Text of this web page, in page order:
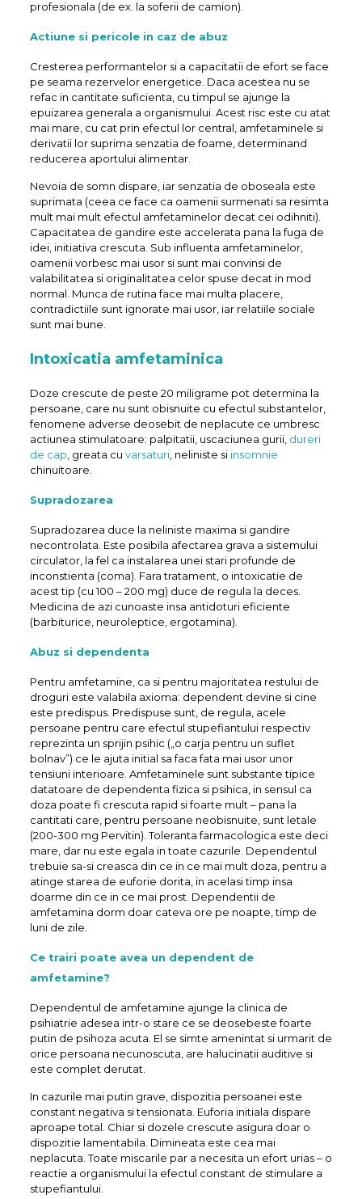
profesionala (de ex. la soferii de camion).
Actiune si pericole in caz de abuz
Cresterea performantelor si a capacitatii de efort se face
pe seama rezervelor energetice. Daca acestea nu se
refac in cantitate suficienta, cu timpul se ajunge la
epuizarea generala a organismului. Acest risc este cu atat
mai mare, cu cat prin efectul lor central, amfetaminele si
derivatii lor suprima senzatia de foame, determinand
reducerea aportului alimentar.
Nevoia de somn dispare, iar senzatia de oboseala este
suprimata (ceea ce face ca oamenii surmenati sa resimta
mult mai mult efectul amfetaminelor decat cei odihniti).
Capacitatea de gandire este accelerata pana la fuga de
idei, initiativa crescuta. Sub influenta amfetaminelor,
oamenii vorbesc mai usor si sunt mai convinsi de
valabilitatea si originalitatea celor spuse decat in mod
normal. Munca de rutina face mai multa placere,
contradictiile sunt ignorate mai usor, iar relatiile sociale
sunt mai bune.
Intoxicatia amfetaminica
Doze crescute de peste 20 miligrame pot determina la
persoane, care nu sunt obisnuite cu efectul substantelor,
fenomene adverse deosebit de neplacute ce umbresc
actiunea stimulatoare: palpitatii, uscaciunea gurii, dureri
de cap , greata cu varsaturi, neliniste si insomnie
chinuitoare.
Supradozarea
Supradozarea duce la neliniste maxima si gandire
necontrolata. Este posibila afectarea grava a sistemului
circulator, la fel ca instalarea unei stari profunde de
inconstienta (coma). Fara tratament, o intoxicatie de
acest tip (cu 100 – 200 mg) duce de regula la deces.
Medicina de azi cunoaste insa antidoturi eficiente
(barbiturice, neuroleptice, ergotamina).
Abuz si dependenta
Pentru amfetamine, ca si pentru majoritatea restului de
droguri este valabila axioma: dependent devine si cine
este predispus. Predispuse sunt, de regula, acele
persoane pentru care efectul stupefiantului respectiv
reprezinta un sprijin psihic („o carja pentru un suflet
bolnav”) ce le ajuta initial sa faca fata mai usor unor
tensiuni interioare. Amfetaminele sunt substante tipice
datatoare de dependenta fizica si psihica, in sensul ca
doza poate fi crescuta rapid si foarte mult – pana la
cantitati care, pentru persoane neobisnuite, sunt letale
(200-300 mg Pervitin). Toleranta farmacologica este deci
mare, dar nu este egala in toate cazurile. Dependentul
trebuie sa-si creasca din ce in ce mai mult doza, pentru a
atinge starea de euforie dorita, in acelasi timp insa
doarme din ce in ce mai prost. Dependentii de
amfetamina dorm doar cateva ore pe noapte, timp de
luni de zile.
Ce trairi poate avea un dependent de
amfetamine?
Dependentul de amfetamine ajunge la clinica de
psihiatrie adesea intr-o stare ce se deosebeste foarte
putin de psihoza acuta. El se simte amenintat si urmarit de
orice persoana necunoscuta, are halucinatii auditive si
este complet derutat.
In cazurile mai putin grave, dispozitia persoanei este
constant negativa si tensionata. Euforia initiala dispare
aproape total. Chiar si dozele crescute asigura doar o
dispozitie lamentabila. Dimineata este cea mai
neplacuta. Toate miscarile par a necesita un efort urias – o
reactie a organismului la efectul constant de stimulare a
stupefiantului.